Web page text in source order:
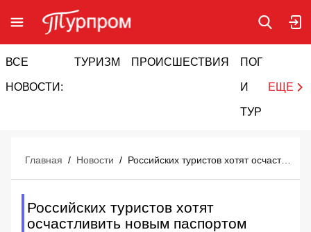
ВСЕ
НОВОСТИ:
ТУРИЗМ ПРОИСШЕСТВИЯ ПОГОДА
И
ТУРИЗМ
ЕЩЕ
Главная / Новости / Российских туристов хотят осчастливить новым паспортом
Российских туристов хотят
осчастливить новым паспортом